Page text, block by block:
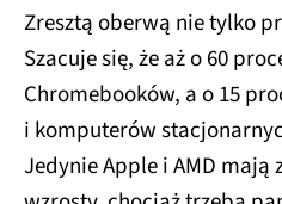
Zresztą oberwą nie tylko
Szacuje się, że aż o 60
Chromebooków, a o 15
i komputerów
Jedynie Apple i AMD
wzrosty, chociaż trzeba